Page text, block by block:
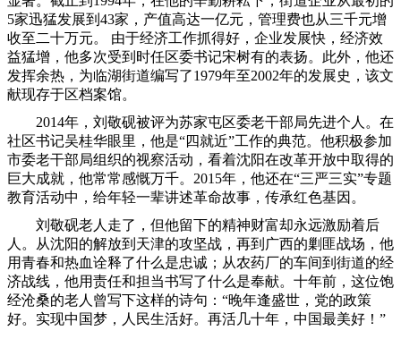
5家迅猛发展到43家，产值高达一亿元，管理费也从三千元增
收至二十万元。 由于经济工作抓得好，企业发展快，经济效
益猛增，他多次受到时任区委书记宋树有的表扬。此外，他还
发挥余热，为临湖街道编写了1979年至2002年的发展史，该文
献现存于区档案馆。
2014年，刘敬砚被评为苏家屯区委老干部局先进个人。在
社区书记吴桂华眼里，他是“四就近”工作的典范。他积极参加
市委老干部局组织的视察活动，看着沈阳在改革开放中取得的
巨大成就，他常常感慨万千。2015年，他还在“三严三实”专题
教育活动中，给年轻一辈讲述革命故事，传承红色基因。
刘敬砚老人走了，但他留下的精神财富却永远激励着后
人。从沈阳的解放到天津的攻坚战，再到广西的剿匪战场，他
用青春和热血诠释了什么是忠诚；从农药厂的车间到街道的经
济战线，他用责任和担当书写了什么是奉献。十年前，这位饱
经沧桑的老人曾写下这样的诗句：“晚年逢盛世，党的政策
好。实现中国梦，人民生活好。再活几十年，中国最美好！”